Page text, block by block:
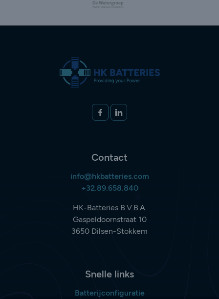
Volg ons op
FACEBOOKLINKEDIN
Contact
info@hkbatteries.com
+32.89.658.840
HK-Batteries B.V.B.A.
Gaspeldoornstraat 10
3650 Dilsen-Stokkem
Snelle links
Batterijconfiguratie